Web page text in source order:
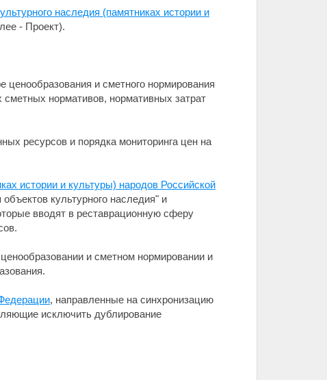
наследия (памятниках истории и
- Проект).
и сметного нормирования
нормативов, нормативных затрат
ресурсов и порядка мониторинга цен на
истории и культуры) народов Российской
культурного наследия" и
вводят в реставрационную сферу
и сметном нормировании и
, направленные на синхронизацию
исключить дублирование